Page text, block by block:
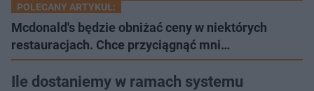
POLECANY ARTYKUŁ:
Mcdonald's będzie obniżać ceny w niektórych
restauracjach. Chce przyciągnąć mni…
Ile dostaniemy w ramach systemu